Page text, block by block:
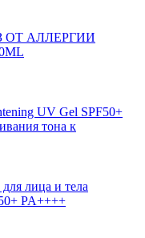
ОТ АЛЛЕРГИИ
UV Gel SPF50+
тона к
лица и тела
PA++++